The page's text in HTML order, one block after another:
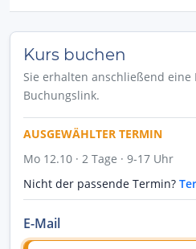
Kurs buchen
Sie erhalten anschließend eine
Buchungslink.
AUSGEWÄHLTER TERMIN
Mo 12.10 · 2 Tage · 9-17 Uhr
Nicht der passende Termin?
E-Mail